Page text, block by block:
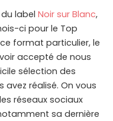
label Noir sur Blanc,
ci pour le Top
format particulier, le
accepté de nous
sélection des
réalisé. On vous
réseaux sociaux
sa dernière